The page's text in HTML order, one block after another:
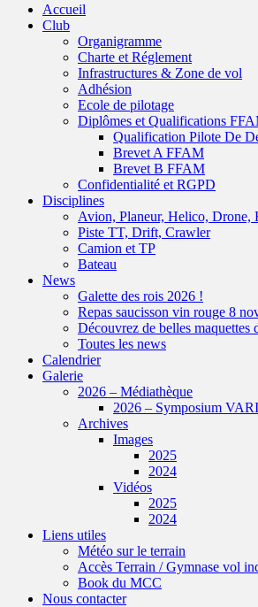
Accueil
Club
Organigramme
Charte et Réglement
Infrastructures & Zone de vol
Adhésion
Ecole de pilotage
Diplômes et Qualifications
Qualification Pilote De
Brevet A FFAM
Brevet B FFAM
Confidentialité et RGPD
Disciplines
Avion, Planeur, Helico, Drone,
Piste TT, Drift, Crawler
Camion et TP
Bateau
News
Galette des rois 2026 !
Repas saucisson vin rouge 8
Découvrez de belles maquettes
Toutes les news
Calendrier
Galerie
2026 – Médiathèque
2026 – Symposium
Archives
Images
2025
2024
Vidéos
2025
2024
Liens utiles
Météo sur le terrain
Accès Terrain / Gymnase vol
Book du MCC
Nous contacter